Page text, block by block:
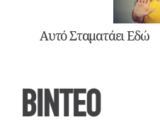
Αυτό Σταματάει Εδώ
ΒΙΝΤΕΟ